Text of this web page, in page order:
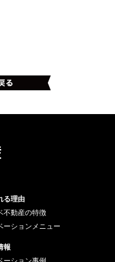
る理由
不動産の特徴
ーションメニュー
報